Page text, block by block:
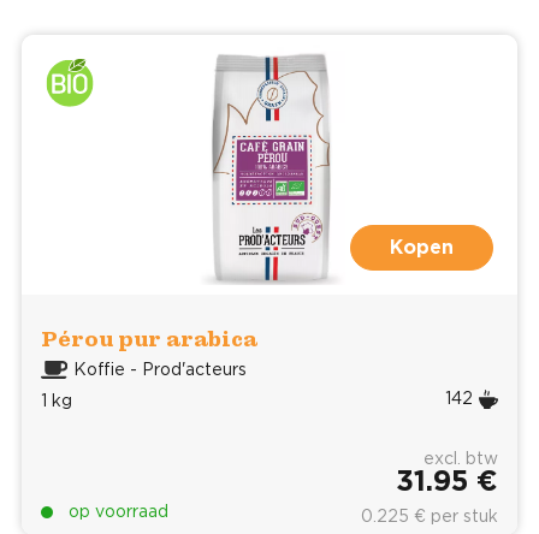
Kopen
Pérou pur arabica
Koffie - Prod'acteurs
1 kg
142
op voorraad
excl. btw
31.95 €
0.225 € per stuk